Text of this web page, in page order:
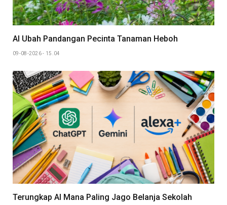
AI Ubah Pandangan Pecinta Tanaman Heboh
09-08-2026 - 15.04
Terungkap AI Mana Paling Jago Belanja Sekolah